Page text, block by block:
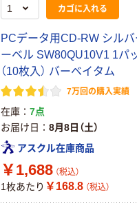
カゴに入れる
PCデータ用CD-RW シルバ
ーベル SW80QU10V1 1パ
（10枚入） バーベイタム
7万回の購入実績
在庫
7点
お届け日
8月8日（土）
アスクル在庫商品
￥1,688 （税込）
1枚あたり ￥168.8 （税込）